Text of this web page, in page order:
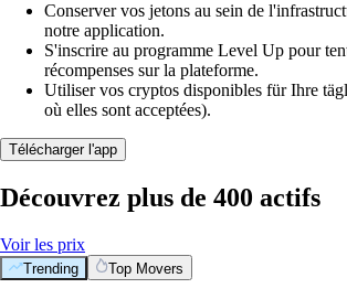
Conserver vos jetons au sein de
notre application.
S'inscrire au programme Level Up pour
récompenses sur la plateforme.
Utiliser vos cryptos disponibles für Ihre
où elles sont acceptées).
Télécharger l'app
Découvrez plus de 400 actifs
Voir les prix
Trending Top Movers